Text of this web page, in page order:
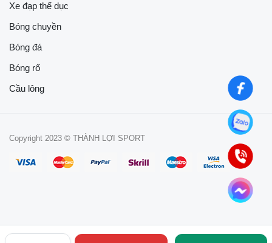
Xe đạp thể dục
Bóng chuyền
Bóng đá
Bóng rổ
Cầu lông
Copyright 2023 © THÀNH LỢI SPORT